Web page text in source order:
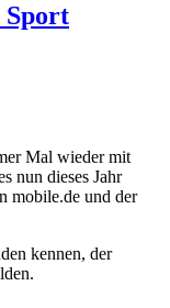
Sport
Mal wieder mit
nun dieses Jahr
mobile.de und der
kennen, der